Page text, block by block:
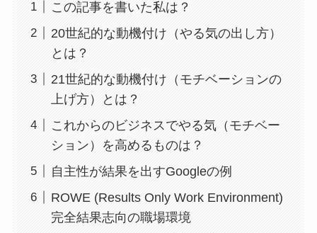
この記事を書いた私は？
20世紀的な動機付け（やる気の出し方）
とは？
21世紀的な動機付け（モチベーションの
上げ方）とは？
これからのビジネスでやる気（モチベー
ション）を高めるものは？
自主性が結果を出すGoogleの例
ROWE (Results Only Work Environment)
完全結果志向の職場環境